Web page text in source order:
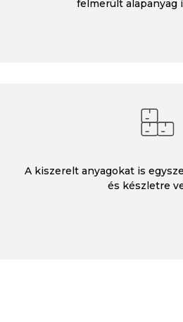
felmerült alapanyag
A kiszerelt anyagokat is
és készletre